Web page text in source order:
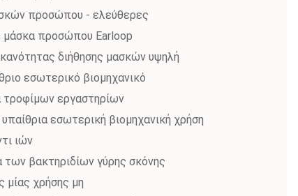
προσώπου - ελεύθερες
μάσκα προσώπου Earloop
διήθησης μασκών υψηλή
εσωτερικό βιομηχανικό
εργαστηρίων
εσωτερική βιομηχανική χρήση
ιών
βακτηριδίων γύρης σκόνης
χρήσης μη